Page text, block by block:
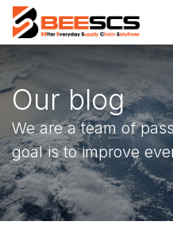
Our blog
We are a team of
goal is to improve